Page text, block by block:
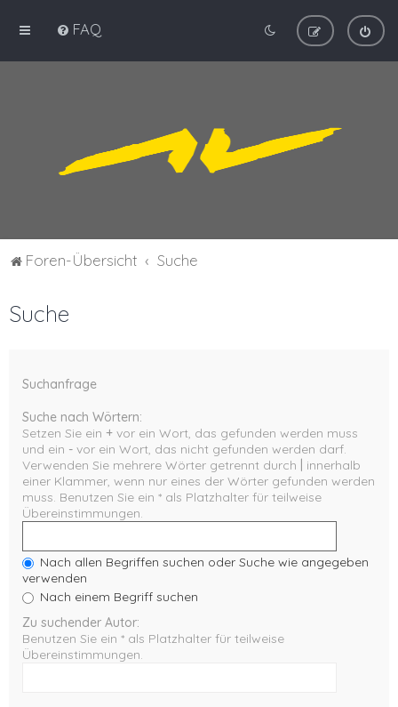
FAQ
Foren-Übersicht Suche
Suche
Suchanfrage
Suche nach Wörtern:
Setzen Sie ein + vor ein Wort, das gefunden werden muss
und ein - vor ein Wort, das nicht gefunden werden darf.
Verwenden Sie mehrere Wörter getrennt durch
innerhalb
einer Klammer, wenn nur eines der Wörter gefunden werden
muss. Benutzen Sie ein * als Platzhalter für teilweise
Übereinstimmungen.
Nach allen Begriffen suchen oder Suche wie angegeben
verwenden
Nach einem Begriff suchen
Zu suchender Autor:
Benutzen Sie ein * als Platzhalter für teilweise
Übereinstimmungen.